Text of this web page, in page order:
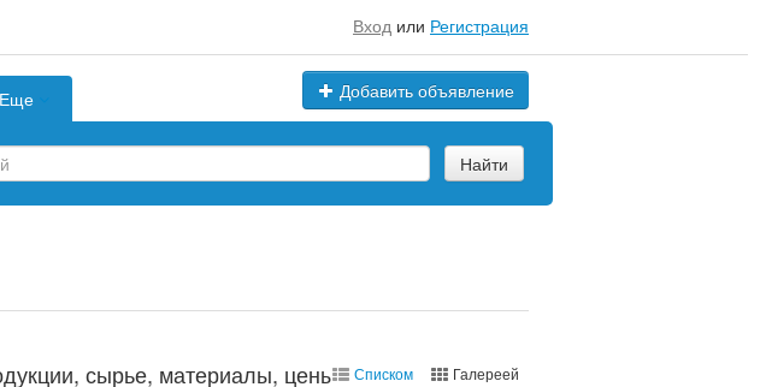
Вход или Регистрация
Добавить объявление
Еще
Найти
сырье, материалы, цены, марки
Списком Галереей